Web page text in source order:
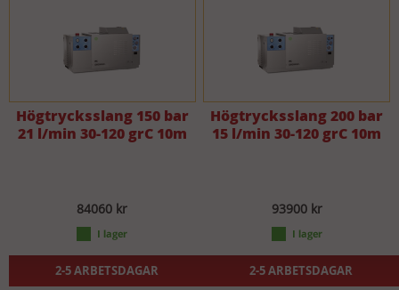
Högtrycksslang 150 bar
21 l/min 30-120 grC 10m
84060 kr
2-5 ARBETSDAGAR
Högtrycksslang 200 bar
15 l/min 30-120 grC 10m
93900 kr
2-5 ARBETSDAGAR